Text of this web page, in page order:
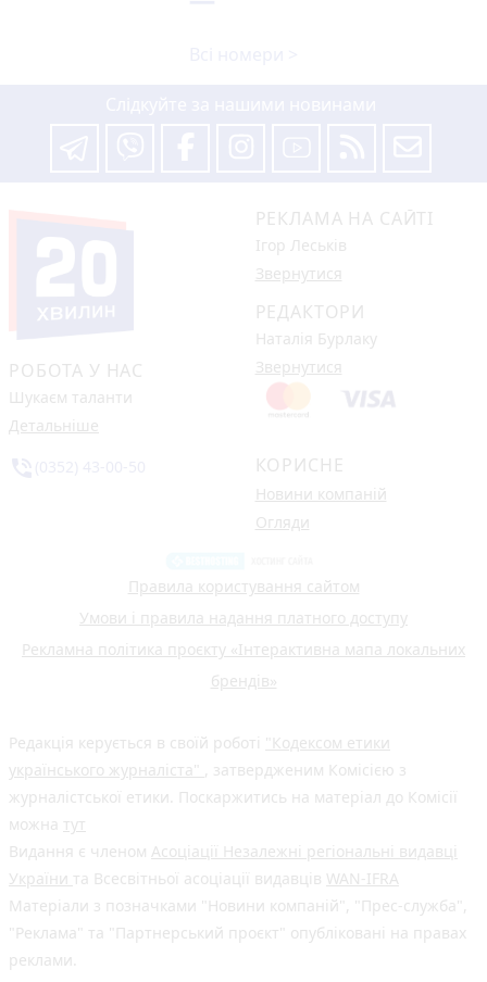
РОБОТА У НАС
Шукаєм таланти
Детальніше
РЕКЛАМА НА САЙТІ
Ігор Леськів
Звернутися
РЕДАКТОРИ
Наталія Бурлаку
Звернутися
КОРИСНЕ
Новини компаній
Огляди
Правила користування сайтом
Умови і правила надання платного доступу
Рекламна політика проєкту «Інтерактивна мапа локальних
брендів»
Редакція керується в своїй роботі "Кодексом етики
українського журналіста" , затвердженим Комісією з
журналістської етики. Поскаржитись на матеріал до Комісії
можна тут
Видання є членом Асоціації Незалежні регіональні видавці
України та Всесвітньої асоціації видавців WAN-IFRA
Матеріали з позначками "Новини компаній", "Прес-служба",
"Реклама" та "Партнерський проєкт" опубліковані на правах
реклами.